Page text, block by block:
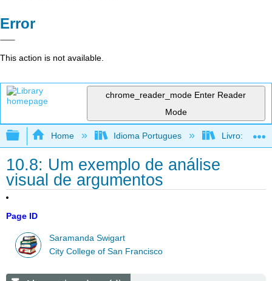
Error
This action is not available.
chrome_reader_mode Enter Reader
Mode
Expand/collapse global hierarchy
Home Idioma Portugues Livro: Como
10.8: Um exemplo de análise
visual de argumentos
Page ID
Saramanda Swigart
City College of San Francisco